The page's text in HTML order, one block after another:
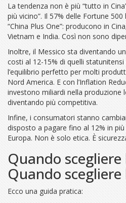
La tendenza non è più “tutto in
più vicino”. Il 57% delle Fortune
“China Plus One”: producono in
Vietnam e India. Così non sono
Inoltre, il Messico sta diventando
costi al 12-15% di quelli
l’equilibrio perfetto per molti
Nord America. E con l’Inflation
investono miliardi nella produzione
diventando più competitiva.
Infine, i consumatori stanno
disposto a pagare fino al 12% in
Europa. Non è solo etica. È
Quando scegliere
Quando scegliere
Ecco una guida pratica: